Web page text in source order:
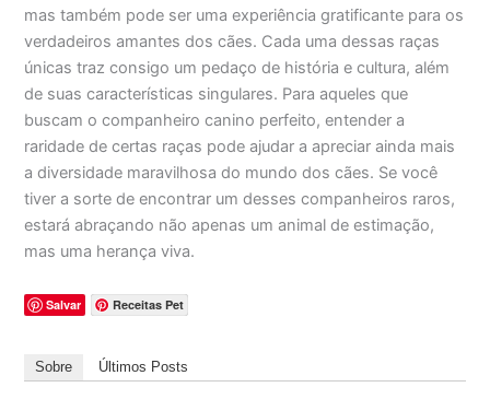
mas também pode ser uma experiência gratificante para os
verdadeiros amantes dos cães. Cada uma dessas raças
únicas traz consigo um pedaço de história e cultura, além
de suas características singulares. Para aqueles que
buscam o companheiro canino perfeito, entender a
raridade de certas raças pode ajudar a apreciar ainda mais
a diversidade maravilhosa do mundo dos cães. Se você
tiver a sorte de encontrar um desses companheiros raros,
estará abraçando não apenas um animal de estimação,
mas uma herança viva.
Salvar Receitas Pet
Sobre Últimos Posts